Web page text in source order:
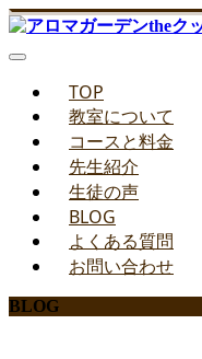
TOP
教室について
コースと料金
先生紹介
生徒の声
BLOG
よくある質問
お問い合わせ
BLOG